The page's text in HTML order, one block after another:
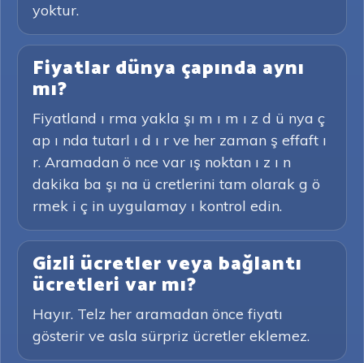
yoktur.
Fiyatlar dünya çapında aynı
mı?
Fiyatland ı rma yakla şı m ı m ı z d ü nya ç
ap ı nda tutarl ı d ı r ve her zaman ş effaft ı
r. Aramadan ö nce var ış noktan ı z ı n
dakika ba şı na ü cretlerini tam olarak g ö
rmek i ç in uygulamay ı kontrol edin.
Gizli ücretler veya bağlantı
ücretleri var mı?
Hayır. Telz her aramadan önce fiyatı
gösterir ve asla sürpriz ücretler eklemez.